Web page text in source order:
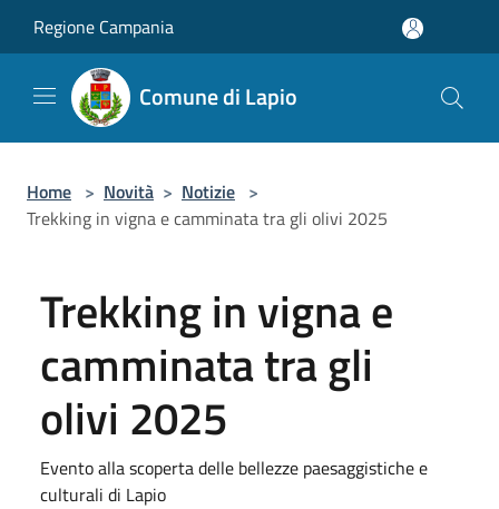
Regione Campania
Comune di Lapio
Home > Novità > Notizie >
Trekking in vigna e camminata tra gli olivi 2025
Trekking in vigna e
camminata tra gli
olivi 2025
Evento alla scoperta delle bellezze paesaggistiche e
culturali di Lapio